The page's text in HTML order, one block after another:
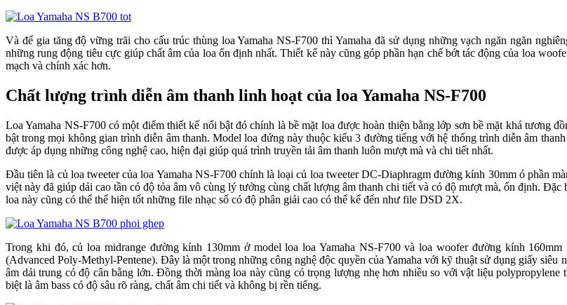
Và để gia tăng độ vững trãi cho cấu trúc thùng loa Yamaha NS-F700 thì Yamaha đã sử dụng những vạch ngăn ngăn
những rung động tiêu cực giúp chất âm của loa ổn định nhất. Thiết kế này cũng góp phần hạn chế bớt tác động của loa
mạch và chính xác hơn.
Chất lượng trình diễn âm thanh linh hoạt của loa Yamaha NS-F700
Loa Yamaha NS-F700 có một điểm thiết kế nổi bật đó chính là bề mặt loa được hoàn thiện bằng lớp sơn bề mặt khá tương
bật trong mọi không gian trình diễn âm thanh. Model loa đứng này thuộc kiểu 3 đường tiếng với hệ thống trình diễn âm
được áp dụng những công nghệ cao, hiện đại giúp quá trình truyền tải âm thanh luôn mượt mà và chi tiết nhất.
Đầu tiên là củ loa tweeter của loa Yamaha NS-F700 chính là loại củ loa tweeter DC-Diaphragm đường kính 30mm ó phần
việt này đã giúp dải cao tần có độ tỏa âm vô cùng lý tưởng cùng chất lượng âm thanh chi tiết và có độ mượt mà, ổn định.
loa này cũng có thể thể hiện tốt những file nhạc số có độ phân giải cao có thể kể đến như file DSD 2X.
Trong khi đó, củ loa midrange đường kính 130mm ở model loa loa Yamaha NS-F700 và loa woofer đường kính
(Advanced Poly-Methyl-Pentene). Đây là một trong những công nghệ độc quyền của Yamaha với kỹ thuật sử dụng giấy siêu
âm dải trung có độ cân bằng lớn. Đồng thời màng loa này cũng có trọng lượng nhẹ hơn nhiều so với vật liệu
biệt là âm bass có độ sâu rõ ràng, chất âm chi tiết và không bị rền tiếng.